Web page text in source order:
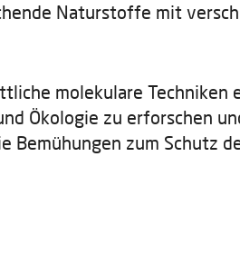
Naturstoffe mit
molekulare Techniken
Ökologie zu erforschen
Bemühungen zum Schutz